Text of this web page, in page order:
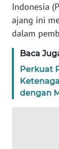
Indonesia
ajang ini
dalam
Baca
Perkuat
dengan
KARIR
DISCLAIMER
Wahana
Regional
WN